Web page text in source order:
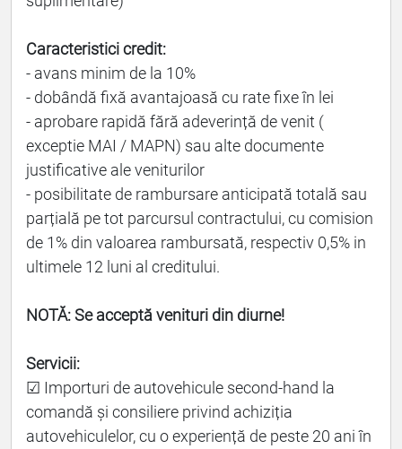
Caracteristici credit:
- avans minim de la 10%
- dobândă fixă avantajoasă cu rate fixe în lei
- aprobare rapidă fără adeverință de venit (
exceptie MAI / MAPN) sau alte documente
justificative ale veniturilor
- posibilitate de rambursare anticipată totală sau
parțială pe tot parcursul contractului, cu comision
de 1% din valoarea rambursată, respectiv 0,5% in
ultimele 12 luni al creditului.
NOTĂ: Se acceptă venituri din diurne!
Servicii:
☑ Importuri de autovehicule second-hand la
comandă și consiliere privind achiziția
autovehiculelor, cu o experiență de peste 20 ani în